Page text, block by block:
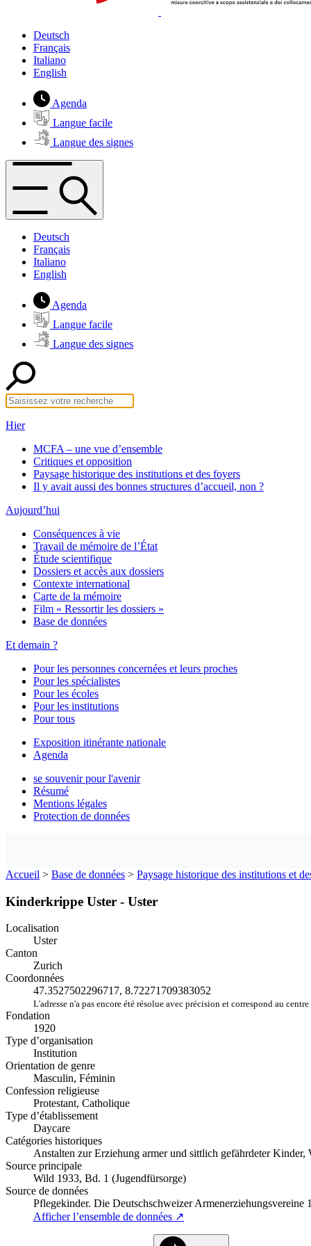
Deutsch
Français
Italiano
English
Agenda
Langue facile
Langue des signes
Deutsch
Français
Italiano
English
Agenda
Langue facile
Langue des signes
Hier
MCFA – une vue d’ensemble
Critiques et opposition
Paysage historique des institutions et des foyers
Il y avait aussi des bonnes structures d’accueil, non ?
Aujourd’hui
Conséquences à vie
Travail de mémoire de l’État
Étude scientifique
Dossiers et accès aux dossiers
Contexte international
Carte de la mémoire
Film « Ressortir les dossiers »
Base de données
Et demain ?
Pour les personnes concernées et leurs proches
Pour les spécialistes
Pour les écoles
Pour les institutions
Pour tous
Exposition itinérante nationale
Agenda
se souvenir pour l'avenir
Résumé
Mentions légales
Protection de données
Accueil > Base de données > Paysage historique des institutions et
Kinderkrippe Uster - Uster
Localisation
Uster
Canton
Zurich
Coordonnées
47.3527502296717, 8.72271709383052
L'adresse n'a pas encore été résolue avec précision et correspond au
Fondation
1920
Type d’organisation
Institution
Orientation de genre
Masculin, Féminin
Confession religieuse
Protestant, Catholique
Type d’établissement
Daycare
Catégories historiques
Anstalten zur Erziehung armer und sittlich gefährdeter Kinder,
Source principale
Wild 1933, Bd. 1 (Jugendfürsorge)
Source de données
Pflegekinder. Die Deutschschweizer Armenerziehungsvereine
Afficher l’ensemble de données ↗